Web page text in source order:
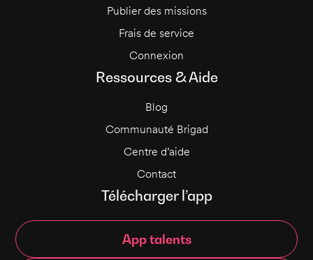
Publier des missions
Frais de service
Connexion
Ressources & Aide
Blog
Communauté Brigad
Centre d’aide
Contact
Télécharger l’app
App talents